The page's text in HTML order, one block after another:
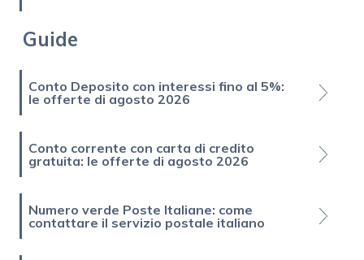
Guide
Conto Deposito con interessi fino al 5%:
le offerte di agosto 2026
Conto corrente con carta di credito
gratuita: le offerte di agosto 2026
Numero verde Poste Italiane: come
contattare il servizio postale italiano